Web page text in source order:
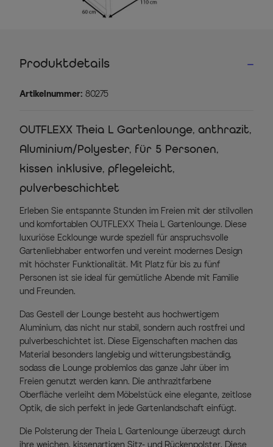
Produktdetails
Artikelnummer: 80275
OUTFLEXX Theia L Gartenlounge, anthrazit,
Aluminium/Polyester, für 5 Personen,
kissen inklusive, pflegeleicht,
pulverbeschichtet
Erleben Sie entspannte Stunden im Freien mit der stilvollen
und komfortablen OUTFLEXX Theia L Gartenlounge. Diese
luxuriöse Ecklounge wurde speziell für anspruchsvolle
Gartenliebhaber entworfen und vereint modernes Design
mit höchster Funktionalität. Mit Platz für bis zu fünf
Personen ist sie ideal für gemütliche Abende mit Familie
und Freunden.
Das Gestell der Lounge besteht aus hochwertigem
Aluminium, das nicht nur stabil, sondern auch rostfrei und
pulverbeschichtet ist. Diese Eigenschaften machen das
Material besonders langlebig und witterungsbeständig,
sodass die Lounge problemlos das ganze Jahr über im
Freien genutzt werden kann. Die anthrazitfarbene
Oberfläche verleiht dem Möbelstück eine elegante, zeitlose
Optik, die sich perfekt in jede Gartenlandschaft einfügt.
Die Polsterung der Theia L Gartenlounge überzeugt durch
ihre weichen, kissenartigen Sitz- und Rückenpolster. Diese